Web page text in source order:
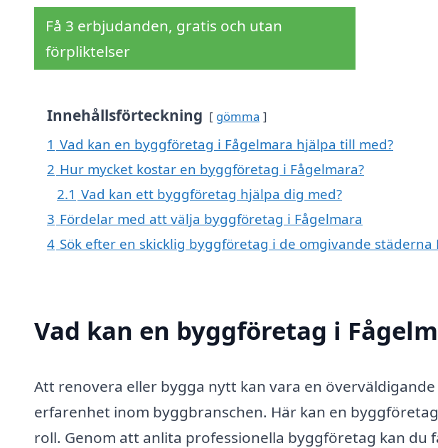
Få 3 erbjudanden, gratis och utan
förpliktelser
Innehållsförteckning gömma
1 Vad kan en byggföretag i Fågelmara hjälpa till med?
2 Hur mycket kostar en byggföretag i Fågelmara?
2.1 Vad kan ett byggföretag hjälpa dig med?
3 Fördelar med att välja byggföretag i Fågelmara
4 Sök efter en skicklig byggföretag i de omgivande städerna
Vad kan en byggföretag i
Att renovera eller bygga nytt kan vara en
erfarenhet inom byggbranschen. Här kan en
roll. Genom att anlita professionella byggföretag kan du